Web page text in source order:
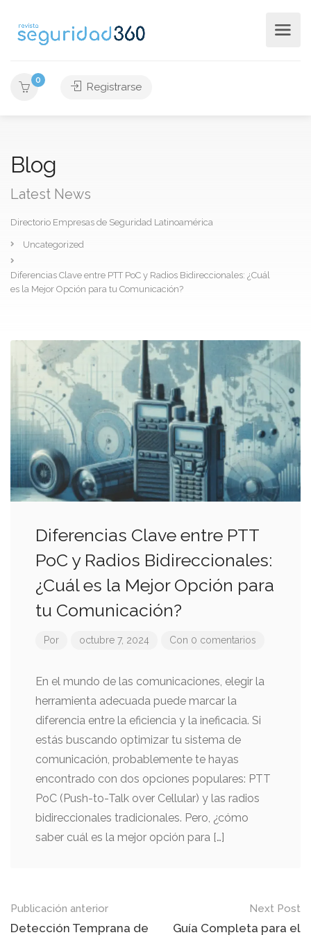
0
Registrarse
Blog
Latest News
Directorio Empresas de Seguridad Latinoamérica
Uncategorized
Diferencias Clave entre PTT PoC y Radios Bidireccionales: ¿Cuál
es la Mejor Opción para tu Comunicación?
Diferencias Clave entre PTT
PoC y Radios Bidireccionales:
¿Cuál es la Mejor Opción para
tu Comunicación?
Por octubre 7, 2024 Con 0 comentarios
En el mundo de las comunicaciones, elegir la
herramienta adecuada puede marcar la
diferencia entre la eficiencia y la ineficacia. Si
estás buscando optimizar tu sistema de
comunicación, probablemente te hayas
encontrado con dos opciones populares: PTT
PoC (Push-to-Talk over Cellular) y las radios
bidireccionales tradicionales. Pero, ¿cómo
saber cuál es la mejor opción para […]
Mensaje
Publicación anterior
Detección Temprana de
Next Post
Guía Completa para el